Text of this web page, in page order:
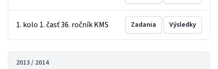
1. kolo 1. časť 36. ročník KMS Zadania Výsledky
2013 / 2014